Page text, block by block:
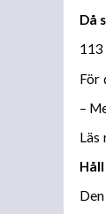
Då
För
–
Läs